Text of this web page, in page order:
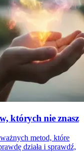
których nie znasz
metod, które
działa i sprawdź,